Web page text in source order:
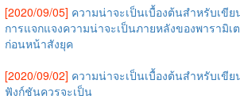
[2020/09/05] ความน่าจะเป็นเบื้องต้นสำหรับเขี
การแจกแจงความน่าจะเป็นภายหลังของพารามิเ
ก่อนหน้าสังยุค
[2020/09/02] ความน่าจะเป็นเบื้องต้นสำหรับเขี
ฟังก์ชันควรจะเป็น